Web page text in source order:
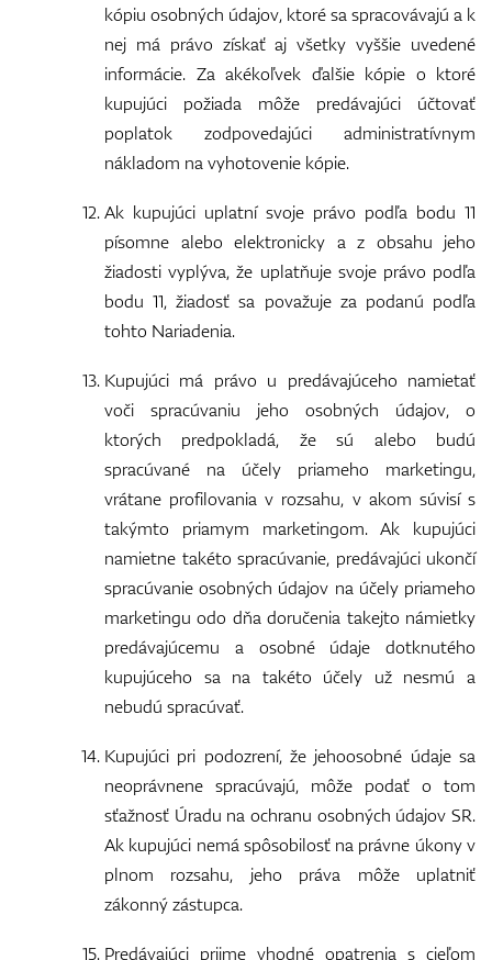
kópiu osobných údajov, ktoré sa spracovávajú a k
nej má právo získať aj všetky vyššie uvedené
informácie. Za akékoľvek ďalšie kópie o ktoré
kupujúci požiada môže predávajúci účtovať
poplatok zodpovedajúci administratívnym
nákladom na vyhotovenie kópie.
Ak kupujúci uplatní svoje právo podľa bodu 11
písomne alebo elektronicky a z obsahu jeho
žiadosti vyplýva, že uplatňuje svoje právo podľa
bodu 11, žiadosť sa považuje za podanú podľa
tohto Nariadenia.
Kupujúci má právo u predávajúceho namietať
voči spracúvaniu jeho osobných údajov, o
ktorých predpokladá, že sú alebo budú
spracúvané na účely priameho marketingu,
vrátane profilovania v rozsahu, v akom súvisí s
takýmto priamym marketingom. Ak kupujúci
namietne takéto spracúvanie, predávajúci ukončí
spracúvanie osobných údajov na účely priameho
marketingu odo dňa doručenia takejto námietky
predávajúcemu a osobné údaje dotknutého
kupujúceho sa na takéto účely už nesmú a
nebudú spracúvať.
Kupujúci pri podozrení, že jehoosobné údaje sa
neoprávnene spracúvajú, môže podať o tom
sťažnosť Úradu na ochranu osobných údajov SR.
Ak kupujúci nemá spôsobilosť na právne úkony v
plnom rozsahu, jeho práva môže uplatniť
zákonný zástupca.
Predávajúci prijme vhodné opatrenia s cieľom